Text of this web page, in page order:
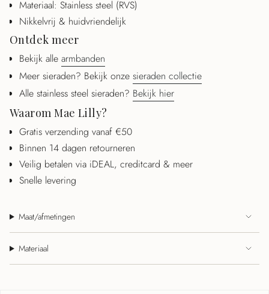
Materiaal: Stainless steel (RVS)
Nikkelvrij & huidvriendelijk
Ontdek meer
Bekijk alle armbanden
Meer sieraden? Bekijk onze sieraden collectie
Alle stainless steel sieraden? Bekijk hier
Waarom Mae Lilly?
Gratis verzending vanaf €50
Binnen 14 dagen retourneren
Veilig betalen via iDEAL, creditcard & meer
Snelle levering
Maat/afmetingen
Materiaal